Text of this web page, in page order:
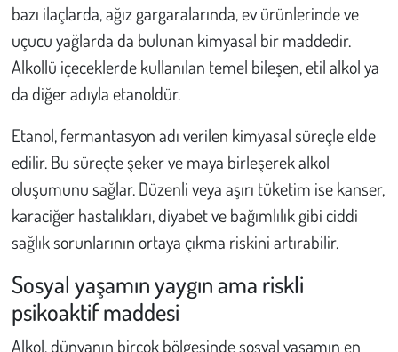
bazı ilaçlarda, ağız gargaralarında, ev ürünlerinde ve
uçucu yağlarda da bulunan kimyasal bir maddedir.
Alkollü içeceklerde kullanılan temel bileşen, etil alkol ya
da diğer adıyla etanoldür.
Etanol, fermantasyon adı verilen kimyasal süreçle elde
edilir. Bu süreçte şeker ve maya birleşerek alkol
oluşumunu sağlar. Düzenli veya aşırı tüketim ise kanser,
karaciğer hastalıkları, diyabet ve bağımlılık gibi ciddi
sağlık sorunlarının ortaya çıkma riskini artırabilir.
Sosyal yaşamın yaygın ama riskli
psikoaktif maddesi
Alkol, dünyanın birçok bölgesinde sosyal yaşamın en